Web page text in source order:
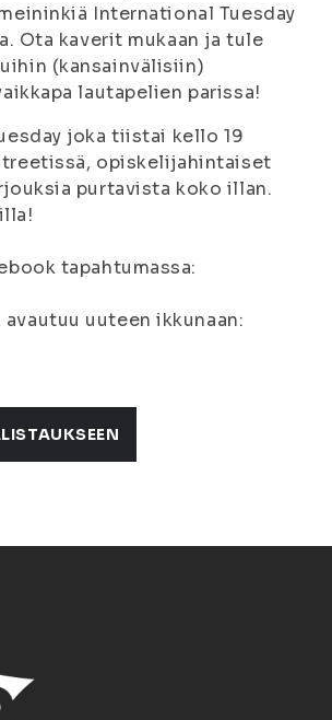
International Tuesday
Ota kaverit mukaan ja tule
(kansainvälisiin)
lautapelien parissa!
joka tiistai kello 19
opiskelijahintaiset
purtavista koko illan.
tapahtumassa:
avautuu uuteen ikkunaan: